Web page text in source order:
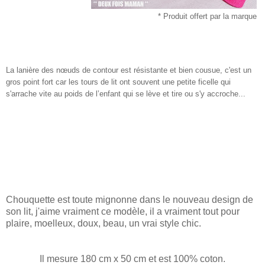
* Produit offert par la marque
La lanière des nœuds de contour est résistante et bien cousue, c'est un
gros point fort car les tours de lit ont souvent une petite ficelle qui
s'arrache vite au poids de l’enfant qui se lève et tire ou s'y accroche...
Chouquette est toute mignonne dans le nouveau design de
son lit, j'aime vraiment ce modèle, il a vraiment tout pour
plaire, moelleux, doux, beau, un vrai style chic.
Il mesure 180 cm x 50 cm et est 100% coton.